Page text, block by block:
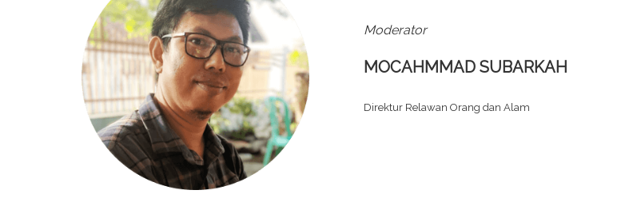
Moderator
MOCAHMMAD SUBARKAH
Direktur Relawan Orang dan Alam